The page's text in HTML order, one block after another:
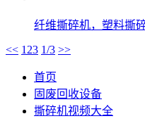
纤维撕碎机，塑料撕
<< 1 23 1/3 >>
首页
固废回收设备
撕碎机视频大全